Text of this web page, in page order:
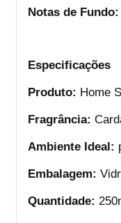
Notas de Fundo:
Especificações
Produto: Home
Fragrância:
Ambiente Ideal:
Embalagem:
Quantidade: